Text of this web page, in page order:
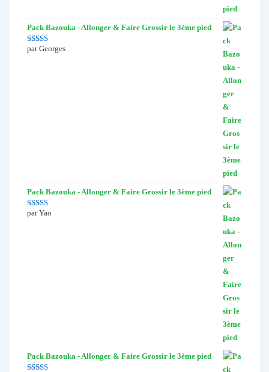
Pack Bazouka - Allonger & Faire Grossir le 3ème pied
Note5sur 5
par Georges
Pack Bazouka - Allonger & Faire Grossir le 3ème pied
Note4sur
par Yao
Pack Bazouka - Allonger & Faire Grossir le 3ème pied